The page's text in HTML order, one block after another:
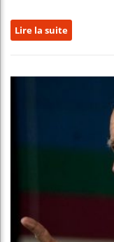
Lire la suite